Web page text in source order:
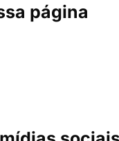
página